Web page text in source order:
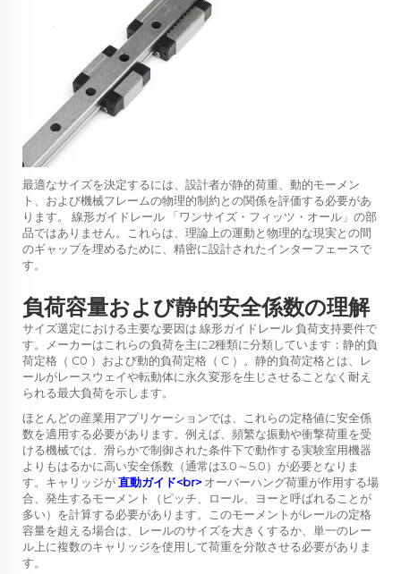
最適なサイズを決定するには、設計者が静的荷重、動的モーメン
ト、および機械フレームの物理的制約との関係を評価する必要があ
ります。 線形ガイドレール
「ワンサイズ・フィッツ・オール」の部
品ではありません。これらは、理論上の運動と物理的な現実との間
のギャップを埋めるために、精密に設計されたインターフェースで
す。
負荷容量および静的安全係数の理解
サイズ選定における主要な要因は 線形ガイドレール 負荷支持要件で
す。メーカーはこれらの負荷を主に2種類に分類しています：静的負
荷定格（ C0 ）および動的負荷定格（ C ）。静的負荷定格とは、レ
ールがレースウェイや転動体に永久変形を生じさせることなく耐え
られる最大負荷を示します。
ほとんどの産業用アプリケーションでは、これらの定格値に安全係
数を適用する必要があります。例えば、頻繁な振動や衝撃荷重を受
ける機械では、滑らかで制御された条件下で動作する実験室用機器
よりもはるかに高い安全係数（通常は3.0～5.0）が必要となりま
す。キャリッジが直動ガイド<br> オーバーハング荷重が作用する場
合、発生するモーメント（ピッチ、ロール、ヨーと呼ばれることが
多い）を計算する必要があります。このモーメントがレールの定格
容量を超える場合は、レールのサイズを大きくするか、単一のレー
ル上に複数のキャリッジを使用して荷重を分散させる必要がありま
す。